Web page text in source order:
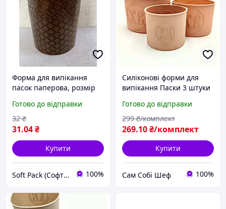
Форма для випікання
пасок паперова, розмір
(700-750 г)
Готово до відправки
31.04₴
32 ₴
Купити
Soft Pack (Софт Пак) 100%
Силіконові форми для
випікання Паски 3 штуки
Готово до відправки
269.10₴/комплект
299 ₴/комплект
Купити
Сам Собі Шеф 100%